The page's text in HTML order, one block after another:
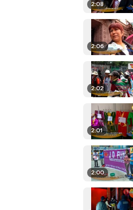
2:08
2:06
2:02
2:01
2:00